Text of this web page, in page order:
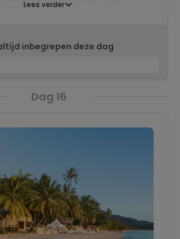
Lees verder
inbegrepen deze dag
Dag 16